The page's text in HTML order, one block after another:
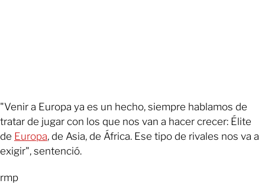
"Venir a Europa ya es un hecho, siempre hablamos de
tratar de jugar con los que nos van a hacer crecer: Élite
de Europa, de Asia, de África. Ese tipo de rivales nos va a
exigir", sentenció.
rmp